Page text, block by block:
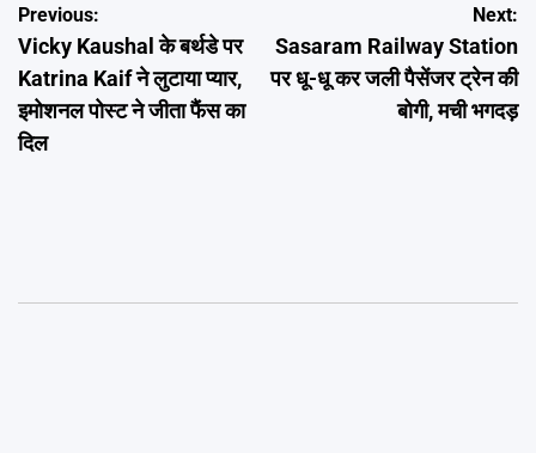
Post
navigation
Previous:
Vicky Kaushal के बर्थडे पर
Katrina Kaif ने लुटाया प्यार,
इमोशनल पोस्ट ने जीता फैंस का
दिल
Next:
Sasaram Railway Station
पर धू-धू कर जली पैसेंजर ट्रेन की
बोगी, मची भगदड़